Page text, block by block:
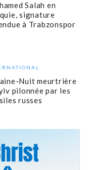
Salah en
signature
à Trabzonspor
Nuit meurtrière
pilonnée par les
russes